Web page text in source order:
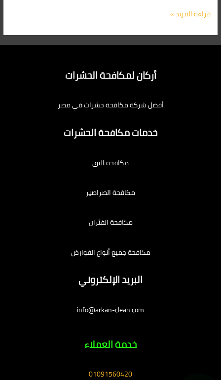
قراءة المزيد »
أركان لمكافحة الحشرات
أفضل شركة مكافحة حشرات في مصر
خدمات مكافحة الحشرات
مكافحة البق
مكافحة الصراصير
مكافحة الفئران
مكافحة جميع أنواع القوارض
البريد الإلكتروني
info@arkan-clean.com
خدمة العملاء
01091560420